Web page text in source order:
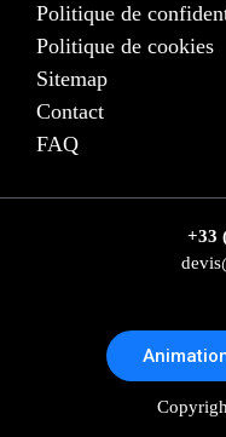
Politique de
Politique de cookies
Sitemap
Contact
FAQ
+33